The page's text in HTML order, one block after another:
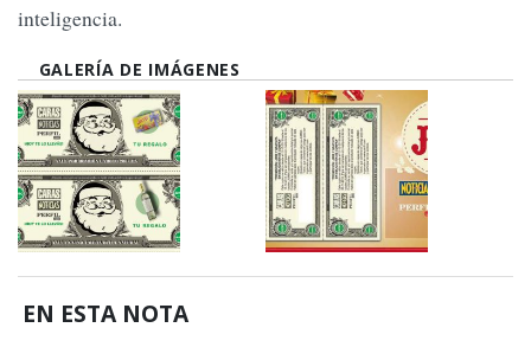
inteligencia.
GALERÍA DE IMÁGENES
EN ESTA NOTA